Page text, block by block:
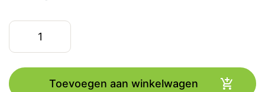
Geranium
sanguineum
aantal
Toevoegen aan winkelwagen